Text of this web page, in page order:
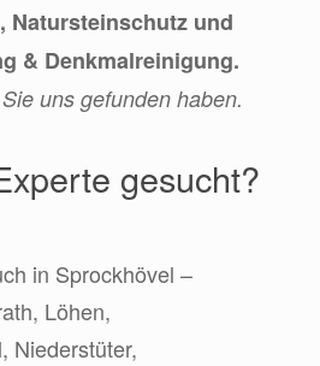
Natursteinschutz und
& Denkmalreinigung.
uns gefunden haben.
gesucht?
in Sprockhövel –
Löhen,
Niederstüter,